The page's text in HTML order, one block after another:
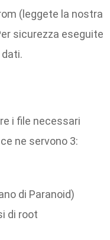
(leggete la nostra
sicurezza eseguite
i file necessari
ne servono 3:
di Paranoid)
di root